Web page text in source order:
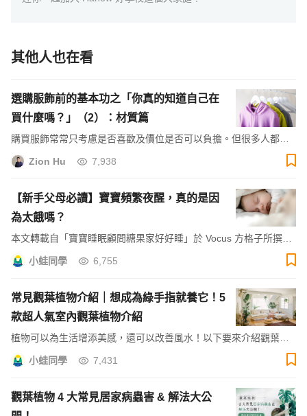
其他人也在看
選購服飾前的基本功之「你真的知道自己在
買什麼嗎？」（2）：材質篇
購買服飾常常只考慮是否喜歡及價位是否可以負擔。但很多人都忽
略自己是否真正知道自己在買什麼？選購服飾前的基本功就要告訴
Zion Hu 7,938
【新手父母必讀】寶寶頻繁夜醒，真的是因
為太餓嗎？
本文轉載自「寶寶睡眠顧問糖果家好好睡」於 Vocus 方格子所撰寫
的文章，原文標題為《寶寶睡不好，是不是真的太餓了？》
小蛙同學 6,755
常見觀葉植物介紹｜想成為綠手指就養它！5
款超人氣室內觀葉植物介紹
植物可以為生活增添美感，還可以改善風水！以下要來介紹觀葉植
物的好處，以及 5 種常見的觀葉植物。想成為綠手指的你，請繼續
小蛙同學 7,431
觀葉植物 4 大常見居家病蟲害 & 解法大公